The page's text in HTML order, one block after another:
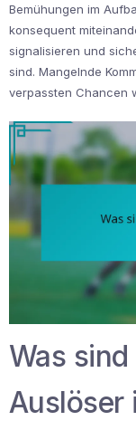
Bemühungen im
konsequent
signalisieren und
sind. Mangelnde
verpassten Chancen
Was
Auslöser